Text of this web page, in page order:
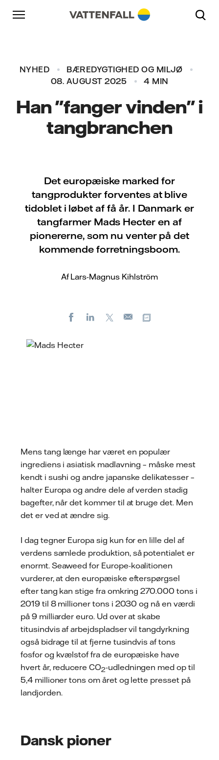
Skift til indhold
Gå til hovednavigation
Gå til sidefod
NYHED
BÆREDYGTIGHED OG MILJØ
08. AUGUST 2025
4 MIN
Han "fanger vinden" i
tangbranchen
Det europæiske marked for
tangprodukter forventes at blive
tidoblet i løbet af få år. I Danmark er
tangfarmer Mads Hecter en af
pionererne, som nu venter på det
kommende forretningsboom.
Af Lars-Magnus Kihlström
FacebookLinkedIn
E-
Mens tang længe har været en populær
ingrediens i asiatisk madlavning – måske mest
kendt i sushi og andre japanske delikatesser –
halter Europa og andre dele af verden stadig
bagefter, når det kommer til at bruge det. Men
det er ved at ændre sig.
I dag tegner Europa sig kun for en lille del af
verdens samlede produktion, så potentialet er
enormt. Seaweed for Europe-koalitionen
vurderer, at den europæiske efterspørgsel
efter tang kan stige fra omkring 270.000 tons i
2019 til 8 millioner tons i 2030 og nå en værdi
på 9 milliarder euro. Ud over at skabe
titusindvis af arbejdspladser vil tangdyrkning
også bidrage til at fjerne tusindvis af tons
fosfor og kvælstof fra de europæiske have
hvert år, reducere CO2-udledningen med op til
5,4 millioner tons om året og lette presset på
landjorden.
Dansk pioner
Gå til hovednavigation